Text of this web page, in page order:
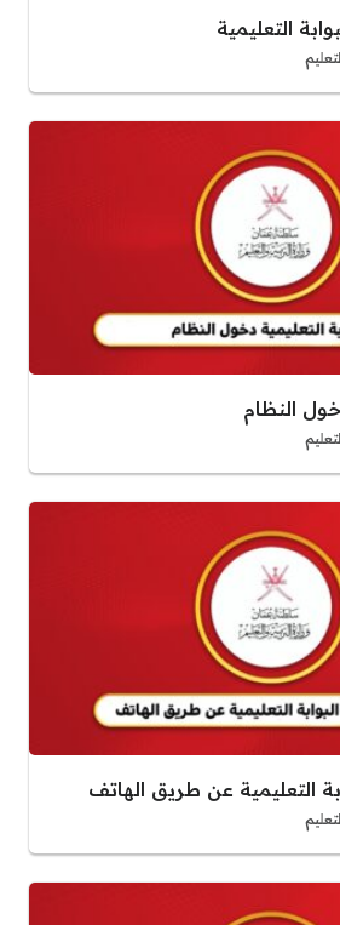
التعليمية
النظام
التعليمية عن طريق الهاتف